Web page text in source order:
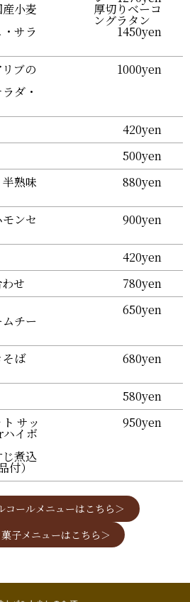
小麦
サラ
厚切りベーコ
ングラタン
1450yen
ブの
ダ・
1000yen
420yen
500yen
熟味
880yen
ンセ 900yen
420yen
せ
780yen
チー
650yen
ば 680yen
580yen
サッ
イボ
じ煮込
付）
950yen
コールメニューはこちら＞
子メニューはこちら＞